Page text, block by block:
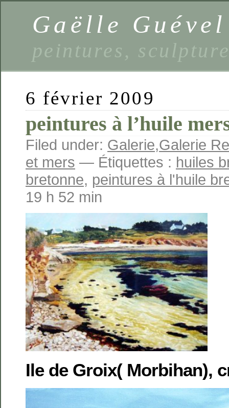
Gaëlle
peintures,
6 février 2009
peintures à l’huile
Filed under: Galerie,Galerie
et mers — Étiquettes : huiles
bretonne, peintures à l'huile
19 h 52 min
Ile de Groix( Morbihan),